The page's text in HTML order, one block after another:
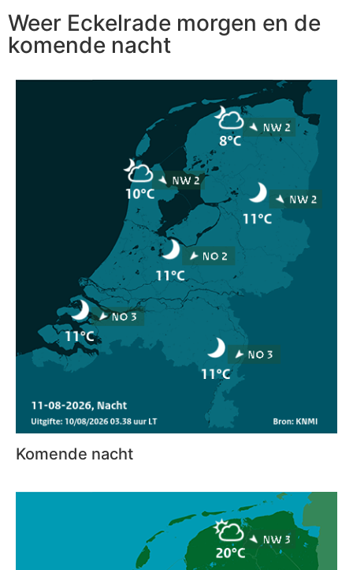
Weer Eckelrade morgen en de
komende nacht
Komende nacht